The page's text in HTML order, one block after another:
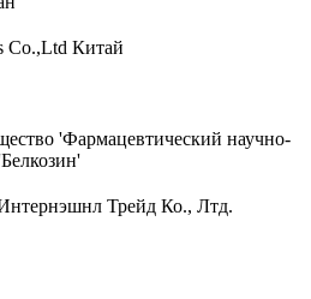
Co.,Ltd Китай
'Фармацевтический научно-
Трейд Ко., Лтд.